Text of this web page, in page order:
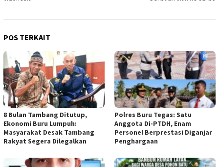
POS TERKAIT
8 Bulan Tambang Ditutup,
Ekonomi Buru Lumpuh:
Masyarakat Desak Tambang
Rakyat Segera Dilegalkan
Polres Buru Tegas: Satu
Anggota Di-PTDH, Enam
Personel Berprestasi Diganjar
Penghargaan